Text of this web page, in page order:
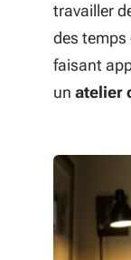
travailler
des temps
faisant
un atelier